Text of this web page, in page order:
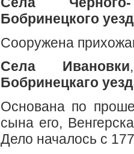
Бобринецкого
Сооружена
Села Ивановки
Бобринецкаго
Основана по
сына его,
Дело началось с